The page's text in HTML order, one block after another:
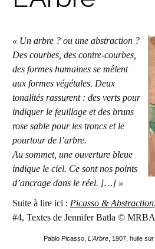
« Un arbre ? ou une abstraction ?
Des courbes, des contre-courbes,
des formes humaines se mêlent
aux formes végétales. Deux
tonalités rassurent : des verts pour
indiquer le feuillage et des bruns
rose sable pour les troncs et le
pourtour de l’arbre.
Au sommet, une ouverture bleue
indique le ciel. Ce sont nos points
d’ancrage dans le réel. […] »
Suite à lire ici : Picasso & Abstraction
#4, Textes de Jennifer Batla ©
Pablo Picasso, L'Arbre, 1907, huile